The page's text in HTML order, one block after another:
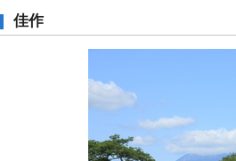
佳作